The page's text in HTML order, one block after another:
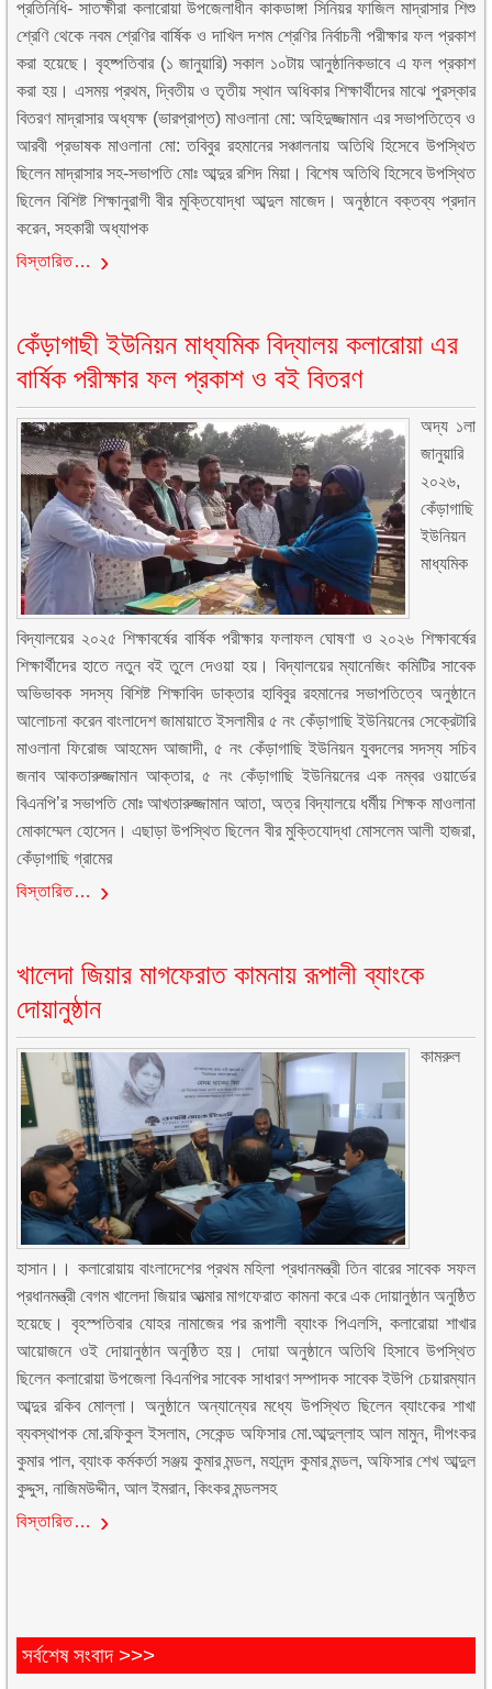
প্রতিনিধি- সাতক্ষীরা কলারোয়া উপজেলাধীন কাকডাঙ্গা সিনিয়র ফাজিল মাদ্রাসার শিশু
শ্রেণি থেকে নবম শ্রেণির বার্ষিক ও দাখিল দশম শ্রেণির নির্বাচনী পরীক্ষার ফল প্রকাশ
করা হয়েছে। বৃহষ্পতিবার (১ জানুয়ারি) সকাল ১০টায় আনুষ্ঠানিকভাবে এ ফল প্রকাশ
করা হয়। এসময় প্রথম, দ্বিতীয় ও তৃতীয় স্থান অধিকার শিক্ষার্থীদের মাঝে পুরস্কার
বিতরণ মাদ্রাসার অধ্যক্ষ (ভারপ্রাপ্ত) মাওলানা মো: অহিদুজ্জামান এর সভাপতিত্বে ও
আরবী প্রভাষক মাওলানা মো: তবিবুর রহমানের সঞ্চালনায় অতিথি হিসেবে উপস্থিত
ছিলেন মাদ্রাসার সহ-সভাপতি মোঃ আব্দুর রশিদ মিয়া। বিশেষ অতিথি হিসেবে উপস্থিত
ছিলেন বিশিষ্ট শিক্ষানুরাগী বীর মুক্তিযোদ্ধা আব্দুল মাজেদ। অনুষ্ঠানে বক্তব্য প্রদান
করেন, সহকারী অধ্যাপক
বিস্তারিত…
কেঁড়াগাছী ইউনিয়ন মাধ্যমিক বিদ্যালয় কলারোয়া এর
বার্ষিক পরীক্ষার ফল প্রকাশ ও বই বিতরণ
অদ্য ১লা
জানুয়ারি
২০২৬,
কেঁড়াগাছি
ইউনিয়ন
মাধ্যমিক
বিদ্যালয়ের ২০২৫ শিক্ষাবর্ষের বার্ষিক পরীক্ষার ফলাফল ঘোষণা ও ২০২৬ শিক্ষাবর্ষের
শিক্ষার্থীদের হাতে নতুন বই তুলে দেওয়া হয়। বিদ্যালয়ের ম্যানেজিং কমিটির সাবেক
অভিভাবক সদস্য বিশিষ্ট শিক্ষাবিদ ডাক্তার হাবিবুর রহমানের সভাপতিত্বে অনুষ্ঠানে
আলোচনা করেন বাংলাদেশ জামায়াতে ইসলামীর ৫ নং কেঁড়াগাছি ইউনিয়নের সেক্রেটারি
মাওলানা ফিরোজ আহমেদ আজাদী, ৫ নং কেঁড়াগাছি ইউনিয়ন যুবদলের সদস্য সচিব
জনাব আকতারুজ্জামান আক্তার, ৫ নং কেঁড়াগাছি ইউনিয়নের এক নম্বর ওয়ার্ডের
বিএনপি’র সভাপতি মোঃ আখতারুজ্জামান আতা, অত্র বিদ্যালয়ে ধর্মীয় শিক্ষক মাওলানা
মোকাম্মেল হোসেন। এছাড়া উপস্থিত ছিলেন বীর মুক্তিযোদ্ধা মোসলেম আলী হাজরা,
কেঁড়াগাছি গ্রামের
বিস্তারিত…
খালেদা জিয়ার মাগফেরাত কামনায় রূপালী ব্যাংকে
দোয়ানুষ্ঠান
কামরুল
হাসান।। কলারোয়ায় বাংলাদেশের প্রথম মহিলা প্রধানমন্ত্রী তিন বারের সাবেক সফল
প্রধানমন্ত্রী বেগম খালেদা জিয়ার আত্মার মাগফেরাত কামনা করে এক দোয়ানুষ্ঠান অনুষ্ঠিত
হয়েছে। বৃহস্পতিবার যোহর নামাজের পর রূপালী ব্যাংক পিএলসি, কলারোয়া শাখার
আয়োজনে ওই দোয়ানুষ্ঠান অনুষ্ঠিত হয়। দোয়া অনুষ্ঠানে অতিথি হিসাবে উপস্থিত
ছিলেন কলারোয়া উপজেলা বিএনপির সাবেক সাধারণ সম্পাদক সাবেক ইউপি চেয়ারম্যান
আব্দুর রকিব মোল্লা। অনুষ্ঠানে অন্যান্যের মধ্যে উপস্থিত ছিলেন ব্যাংকের শাখা
ব্যবস্থাপক মো.রফিকুল ইসলাম, সেকেন্ড অফিসার মো.আব্দুল্লাহ আল মামুন, দীপংকর
কুমার পাল, ব্যাংক কর্মকর্তা সঞ্জয় কুমার মন্ডল, মহানন্দ কুমার মন্ডল, অফিসার শেখ আব্দুল
কুদ্দুস, নাজিমউদ্দীন, আল ইমরান, কিংকর মন্ডলসহ
বিস্তারিত…
সর্বশেষ সংবাদ >>>